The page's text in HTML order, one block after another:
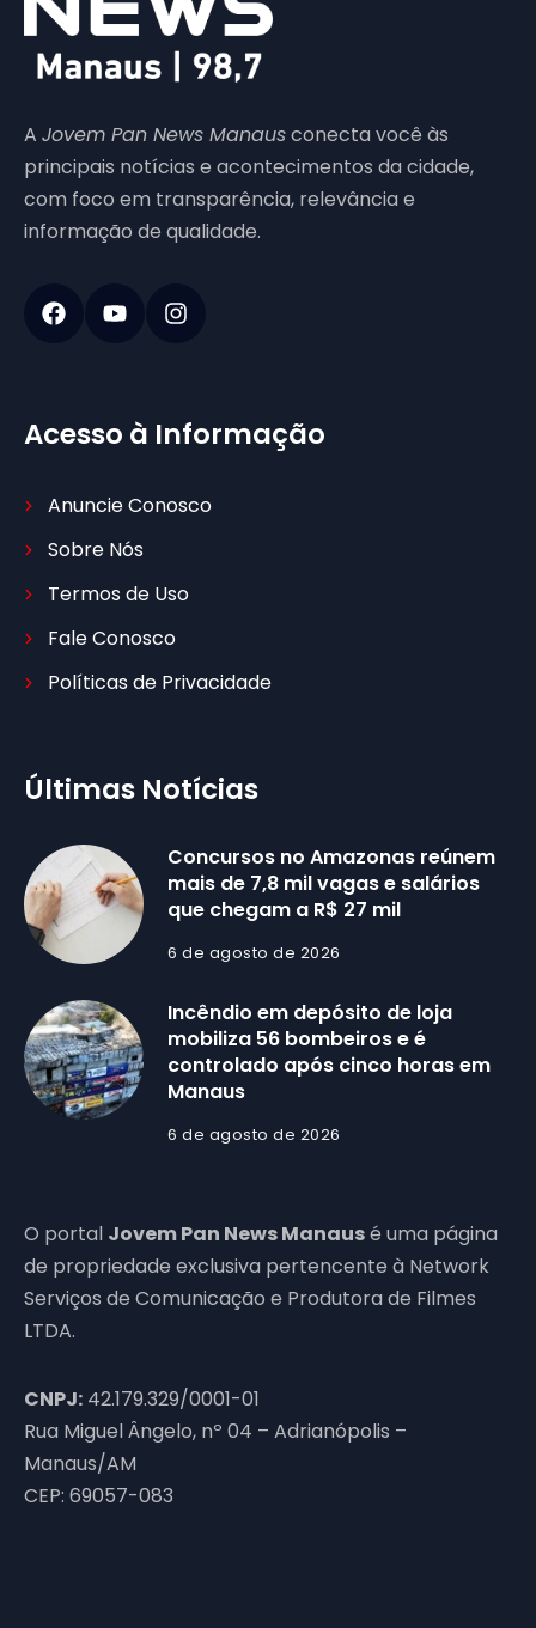
A Jovem Pan News Manausconecta você às
principais notícias e acontecimentos da cidade,
com foco em transparência, relevância e
informação de qualidade.
Acesso à Informação
Anuncie Conosco
Sobre Nós
Termos de Uso
Fale Conosco
Políticas de Privacidade
Últimas Notícias
Concursos no Amazonas reúnem
mais de 7,8 mil vagas e salários
que chegam a R$ 27 mil
6 de agosto de 2026
Incêndio em depósito de loja
mobiliza 56 bombeiros e é
controlado após cinco horas em
Manaus
6 de agosto de 2026
O portal Jovem Pan News Manausé uma página
de propriedade exclusiva pertencente à Network
Serviços de Comunicação e Produtora de Filmes
LTDA.
CNPJ: 42.179.329/0001-01
Rua Miguel Ângelo, nº 04 – Adrianópolis –
Manaus/AM
CEP: 69057-083